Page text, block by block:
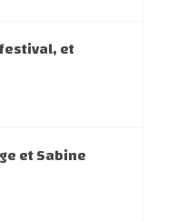
et
et Sabine